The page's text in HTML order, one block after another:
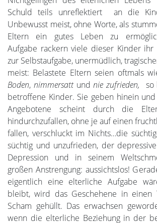
Schuld teils unreflektiert an die
Unbewusst meist, ohne Worte, als
Eltern ein gutes Leben zu
Aufgabe rackern viele dieser Kinder ihr
zur Selbstaufgabe, unermüdlich,
meist: Belastete Eltern seien oftmals
Boden, nimmersatt und nie zufrieden,
so
betroffene Kinder. Sie geben hinein
Angebotene scheint durch die
hindurchzufallen, ohne je auf einen
fallen, verschluckt im Nichts…die
süchtig und unzufrieden, der
Depression und in seinem
großen Anstrengung: aussichtslos!
eigentlich eine elterliche Aufgabe
bleibt, wird das Geschehene in einen
Scham gehüllt. Das erwachsen
wenn die elterliche Beziehung in der